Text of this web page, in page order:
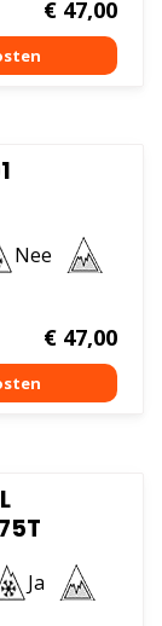
€47,00
Nee
€47,00
Ja